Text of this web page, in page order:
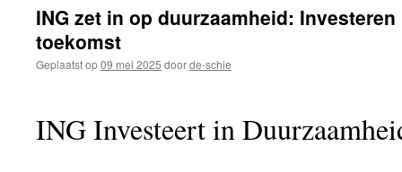
ING zet in op duurzaamheid:
toekomst
Geplaatst op09 mei 2025 doorde-schie
ING Investeert in